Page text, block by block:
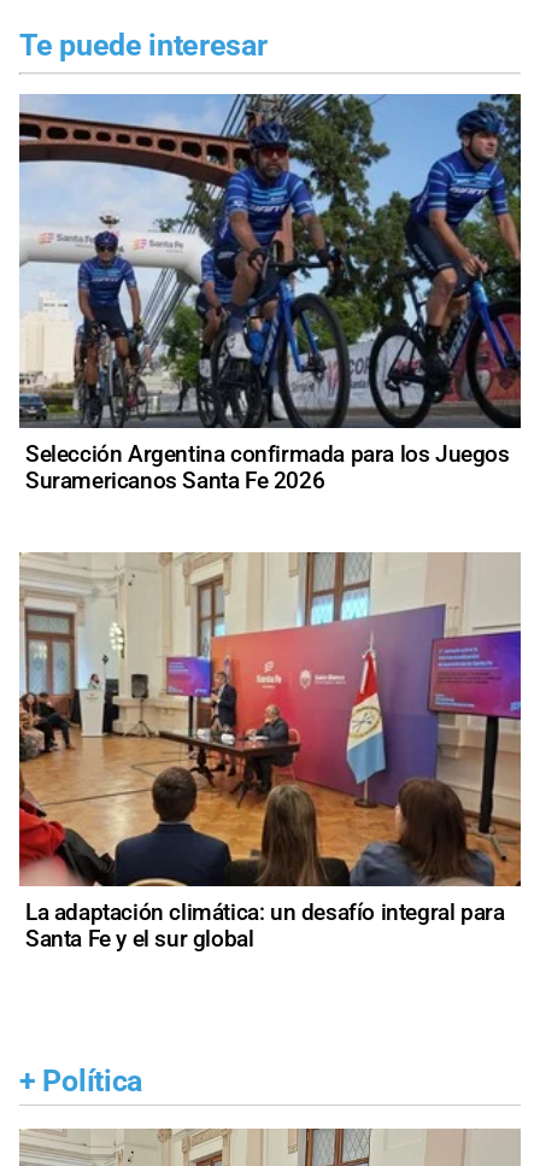
Te puede interesar
Selección Argentina confirmada para los Juegos
Suramericanos Santa Fe 2026
La adaptación climática: un desafío integral para
Santa Fe y el sur global
+ Política